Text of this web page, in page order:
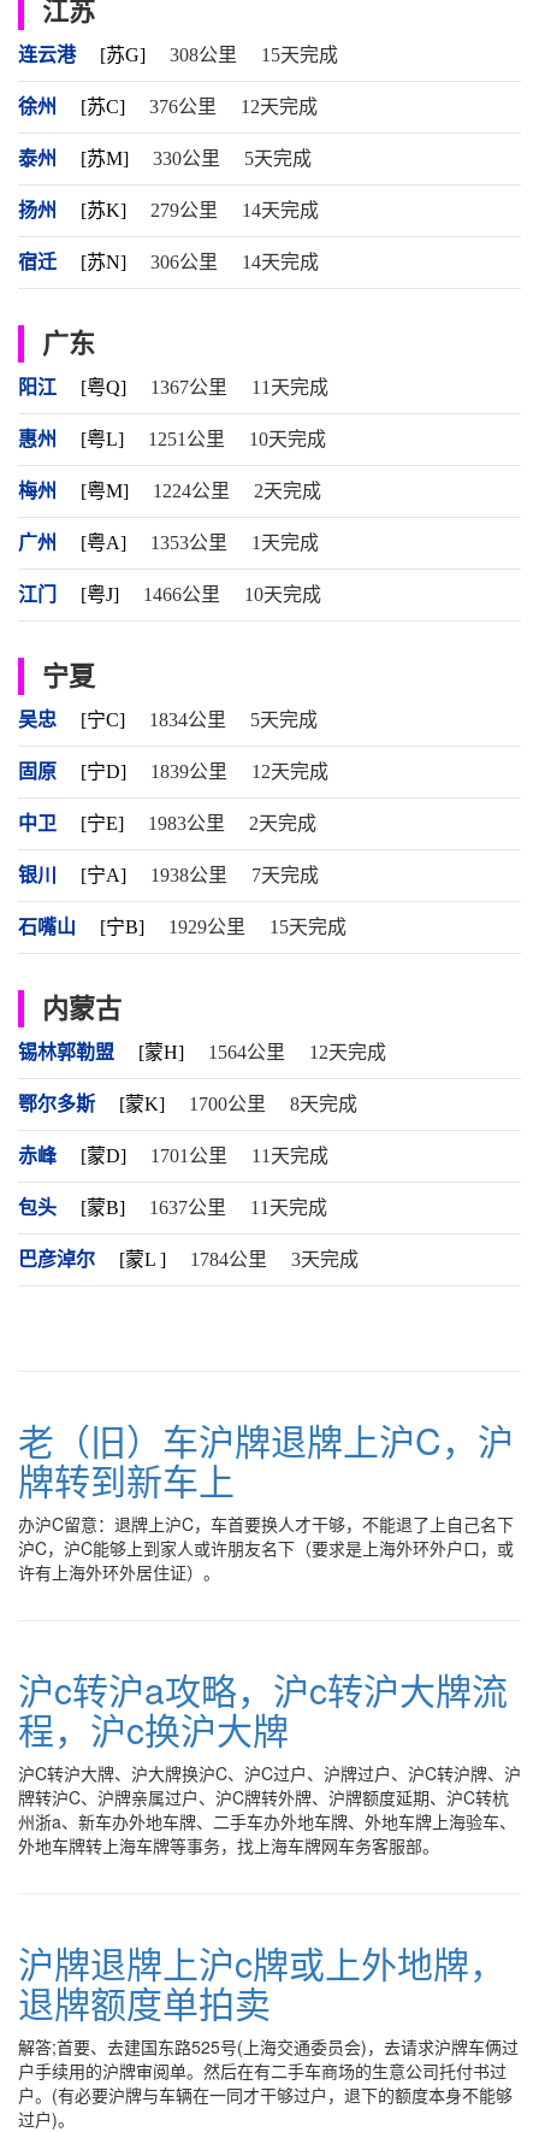
江苏
连云港 [苏G] 308公里 15天完成
徐州 [苏C] 376公里 12天完成
泰州 [苏M] 330公里 5天完成
扬州 [苏K] 279公里 14天完成
宿迁 [苏N] 306公里 14天完成
广东
阳江 [粤Q] 1367公里 11天完成
惠州 [粤L] 1251公里 10天完成
梅州 [粤M] 1224公里 2天完成
广州 [粤A] 1353公里 1天完成
江门 [粤J] 1466公里 10天完成
宁夏
吴忠 [宁C] 1834公里 5天完成
固原 [宁D] 1839公里 12天完成
中卫 [宁E] 1983公里 2天完成
银川 [宁A] 1938公里 7天完成
石嘴山 [宁B] 1929公里 15天完成
内蒙古
锡林郭勒盟 [蒙H] 1564公里 12天完成
鄂尔多斯 [蒙K] 1700公里 8天完成
赤峰 [蒙D] 1701公里 11天完成
包头 [蒙B] 1637公里 11天完成
巴彦淖尔 [蒙L ] 1784公里 3天完成
老（旧）车沪牌退牌上沪C，沪
牌转到新车上
办沪C留意：退牌上沪C，车首要换人才干够，不能退了上自己名下
沪C，沪C能够上到家人或许朋友名下（要求是上海外环外户口，或
许有上海外环外居住证）。
沪c转沪a攻略，沪c转沪大牌流
程，沪c换沪大牌
沪C转沪大牌、沪大牌换沪C、沪C过户、沪牌过户、沪C转沪牌、沪
牌转沪C、沪牌亲属过户、沪C牌转外牌、沪牌额度延期、沪C转杭
州浙a、新车办外地车牌、二手车办外地车牌、外地车牌上海验车、
外地车牌转上海车牌等事务，找上海车牌网车务客服部。
沪牌退牌上沪c牌或上外地牌，
退牌额度单拍卖
解答;首要、去建国东路525号(上海交通委员会)，去请求沪牌车俩过
户手续用的沪牌审阅单。然后在有二手车商场的生意公司托付书过
户。(有必要沪牌与车辆在一同才干够过户，退下的额度本身不能够
过户)。